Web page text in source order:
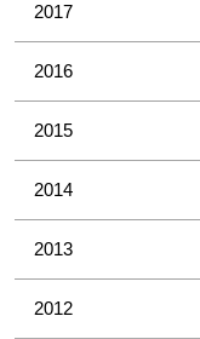
2017
2016
2015
2014
2013
2012